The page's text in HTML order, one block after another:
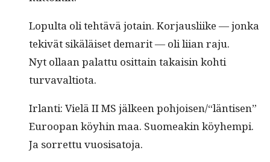
Lop­ul­ta oli tehtävä jotain. Kor­jaus­li­ike — jon­ka
tekivät sikäläiset demar­it — oli liian raju.
Nyt ollaan palat­tu osit­tain takaisin kohti
turvavaltiota.
Irlan­ti: Vielä II MS jäl­keen pohjoisen/“läntisen”
Euroopan köy­hin maa. Suomeakin köy­hempi.
Ja sor­ret­tu vuosisatoja.